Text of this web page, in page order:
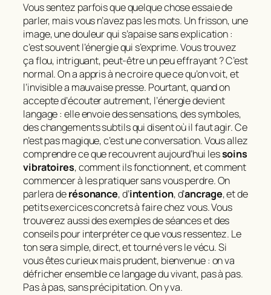
Vous sentez parfois que quelque chose essaie de
parler, mais vous n’avez pas les mots. Un frisson, une
image, une douleur qui s’apaise sans explication :
c’est souvent l’énergie qui s’exprime. Vous trouvez
ça flou, intriguant, peut‑être un peu effrayant ? C’est
normal. On a appris à ne croire que ce qu’on voit, et
l’invisible a mauvaise presse. Pourtant, quand on
accepte d’écouter autrement, l’énergie devient
langage: elle envoie des sensations, des symboles,
des changements subtils qui disent où il faut agir. Ce
n’est pas magique, c’est une conversation. Vous allez
comprendre ce que recouvrent aujourd’hui lessoins
vibratoires, comment ils fonctionnent, et comment
commencer à les pratiquer sans vous perdre. On
parlera derésonance, d’intention, d’ancrage, et de
petits exercices concrets à faire chez vous. Vous
trouverez aussi des exemples de séances et des
conseils pour interpréter ce que vous ressentez. Le
ton sera simple, direct, et tourné vers le vécu. Si
vous êtes curieux mais prudent, bienvenue : on va
défricher ensemble ce langage du vivant, pas à pas.
Pas à pas, sans précipitation. On y va.